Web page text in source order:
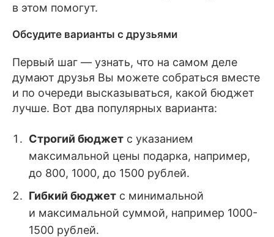
в этом помогут.
Обсудите варианты с друзьями
Первый шаг — узнать, что на самом деле
думают друзья Вы можете собраться вместе
и по очереди высказываться, какой бюджет
лучше. Вот два популярных варианта:
Строгий бюджетс указанием
максимальной цены подарка, например,
до 800, 1000, до 1500 рублей.
Гибкий бюджетс минимальной
и максимальной суммой, например 1000-
1500 рублей.